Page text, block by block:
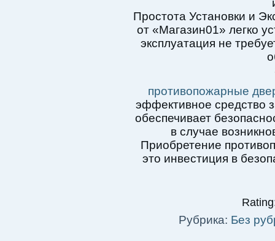
Простота Установки и
от «Магазин01» легко
эксплуатация не
противопожарные
эффективное средство
обеспечивает
в случае
Приобретение
это инвестиция в
Рубрика: Без